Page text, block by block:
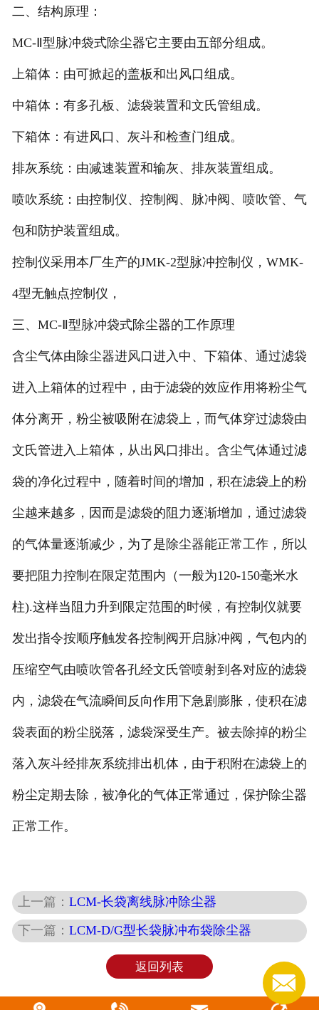
二、结构原理：
MC-Ⅱ型脉冲袋式除尘器它主要由五部分组成。
上箱体：由可掀起的盖板和出风口组成。
中箱体：有多孔板、滤袋装置和文氏管组成。
下箱体：有进风口、灰斗和检查门组成。
排灰系统：由减速装置和输灰、排灰装置组成。
喷吹系统：由控制仪、控制阀、脉冲阀、喷吹管、气
包和防护装置组成。
控制仪采用本厂生产的JMK-2型脉冲控制仪，WMK-
4型无触点控制仪，
三、MC-Ⅱ型脉冲袋式除尘器的工作原理
含尘气体由除尘器进风口进入中、下箱体、通过滤袋
进入上箱体的过程中，由于滤袋的效应作用将粉尘气
体分离开，粉尘被吸附在滤袋上，而气体穿过滤袋由
文氏管进入上箱体，从出风口排出。含尘气体通过滤
袋的净化过程中，随着时间的增加，积在滤袋上的粉
尘越来越多，因而是滤袋的阻力逐渐增加，通过滤袋
的气体量逐渐减少，为了是除尘器能正常工作，所以
要把阻力控制在限定范围内（一般为120-150毫米水
柱).这样当阻力升到限定范围的时候，有控制仪就要
发出指令按顺序触发各控制阀开启脉冲阀，气包内的
压缩空气由喷吹管各孔经文氏管喷射到各对应的滤袋
内，滤袋在气流瞬间反向作用下急剧膨胀，使积在滤
袋表面的粉尘脱落，滤袋深受生产。被去除掉的粉尘
落入灰斗经排灰系统排出机体，由于积附在滤袋上的
粉尘定期去除，被净化的气体正常通过，保护除尘器
正常工作。
上一篇：LCM-长袋离线脉冲除尘器
下一篇：LCM-D/G型长袋脉冲布袋除尘器
返回列表